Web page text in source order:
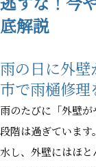
逃すな！今
底解説
雨の日に外壁
市で雨樋修理
雨のたびに「外壁
段階は過ぎていま
水し、外壁にはほ